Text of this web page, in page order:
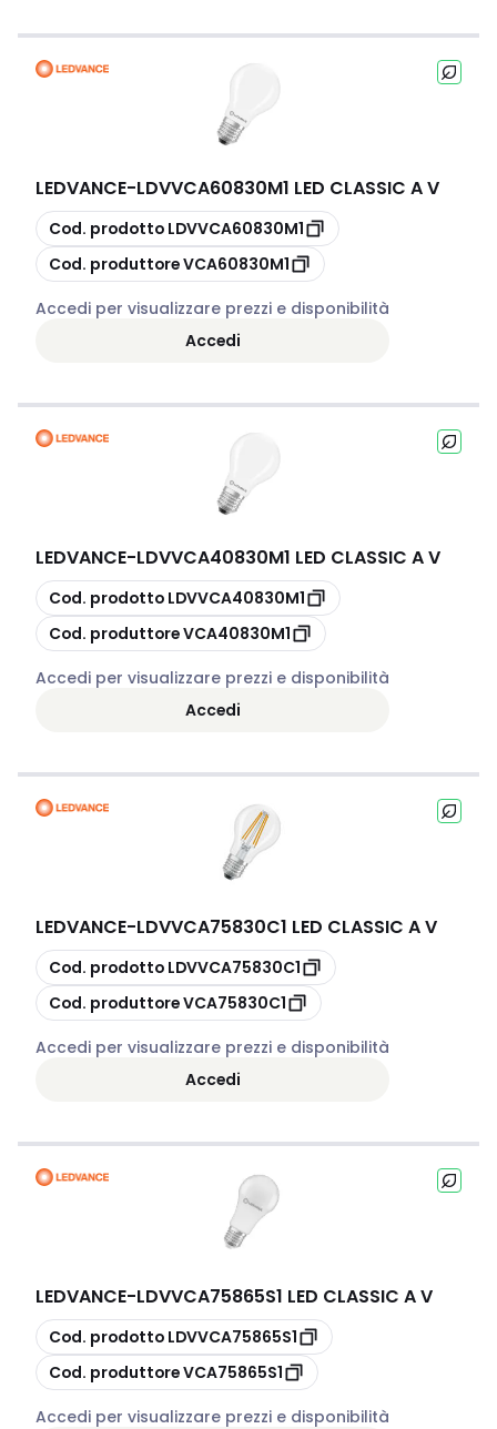
LEDVANCE-LDVVCA60830M1 LED CLASSIC A V
copia
Cod. prodotto LDVVCA60830M1
copia
Cod. produttoreVCA60830M1
Accedi per visualizzare prezzi e disponibilità
Accedi
LEDVANCE-LDVVCA40830M1 LED CLASSIC A V
copia
Cod. prodotto LDVVCA40830M1
copia
Cod. produttoreVCA40830M1
Accedi per visualizzare prezzi e disponibilità
Accedi
LEDVANCE-LDVVCA75830C1 LED CLASSIC A V
copia
Cod. prodotto LDVVCA75830C1
copia
Cod. produttoreVCA75830C1
Accedi per visualizzare prezzi e disponibilità
Accedi
LEDVANCE-LDVVCA75865S1 LED CLASSIC A V
copia
Cod. prodotto LDVVCA75865S1
copia
Cod. produttoreVCA75865S1
Accedi per visualizzare prezzi e disponibilità